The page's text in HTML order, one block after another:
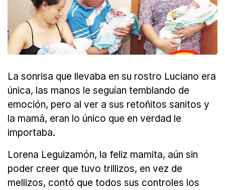
La sonrisa que llevaba en su rostro Luciano era
única, las manos le seguían temblando de
emoción, pero al ver a sus retoñitos sanitos y
la mamá, eran lo único que en verdad le
importaba.
Lorena Leguizamón, la feliz mamita, aún sin
poder creer que tuvo trillizos, en vez de
mellizos, contó que todos sus controles los